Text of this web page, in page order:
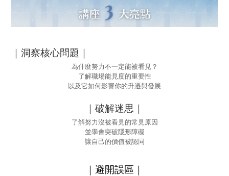
｜洞察核心問題｜
為什麼努力不一定能被看見？
了解職場能見度的重要性
以及它如何影響你的升遷與發展
｜破解迷思｜
了解努力沒被看見的常見原因
並學會突破隱形障礙
讓自己的價值被認同
｜避開誤區｜